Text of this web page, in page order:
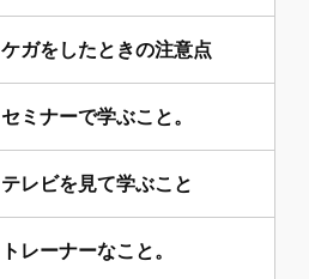
ケガをしたときの注意点
セミナーで学ぶこと。
テレビを見て学ぶこと
トレーナーなこと。